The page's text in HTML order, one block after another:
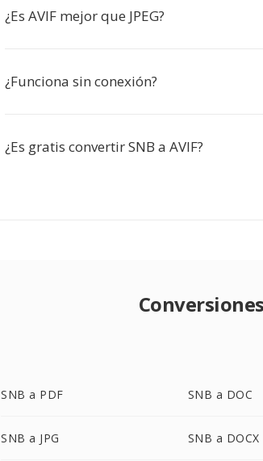
¿Es AVIF mejor que JPEG?
¿Funciona sin conexión?
¿Es gratis convertir SNB a AVIF?
SNB a PDF SNB a DOC
SNB a JPG SNB a DOCX